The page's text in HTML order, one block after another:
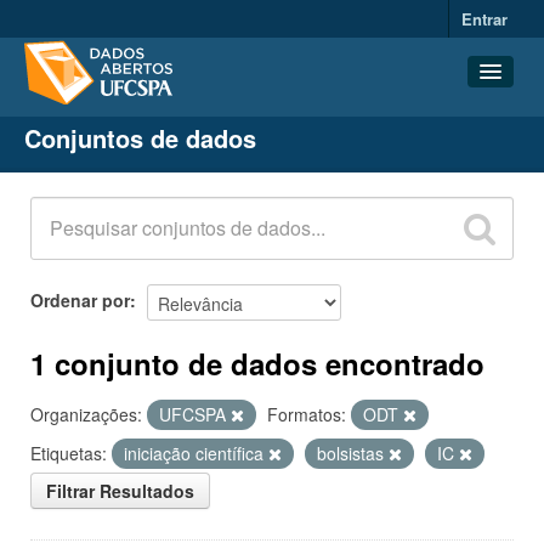
Entrar
Conjuntos de dados
Organizações
Grupos
Sobre
Conjuntos de dados
Ordenar por
1 conjunto de dados encontrado
Organizações: UFCSPA Formatos:
ODT
Etiquetas:
iniciação científica bolsistas
IC
Filtrar Resultados